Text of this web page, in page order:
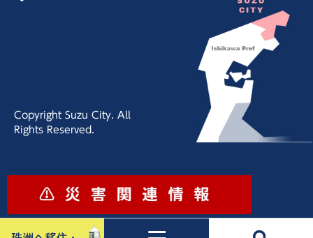
Copyright Suzu City. All
Rights Reserved.